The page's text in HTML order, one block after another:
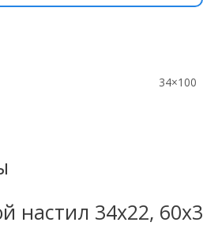
34×100
настил 34х22, 60х3